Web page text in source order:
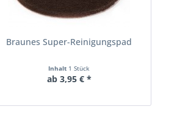
Braunes Super-Reinigungspad
Inhalt 1 Stück
ab 3,95 € *